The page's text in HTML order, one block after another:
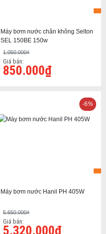
Máy bơm nước chân không Selton
SEL 150BE 150w
1.050.000₫
Giá bán:
850.000₫
Máy bơm nước Hanil PH 405W
5.650.000₫
Giá bán:
5.320.000₫
-6%